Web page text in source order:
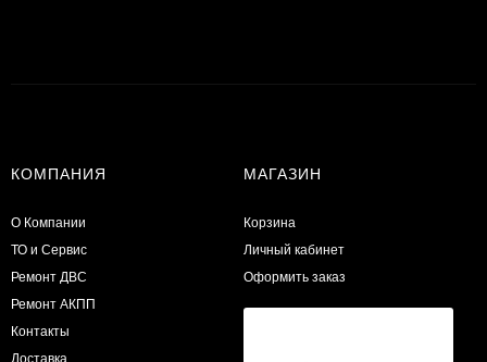
КОМПАНИЯ
О Компании
ТО и Сервис
​Ремонт ДВС
Ремонт АКПП
Контакты
Доставка
МАГАЗИН
Корзина
Личный кабинет
Оформить заказ